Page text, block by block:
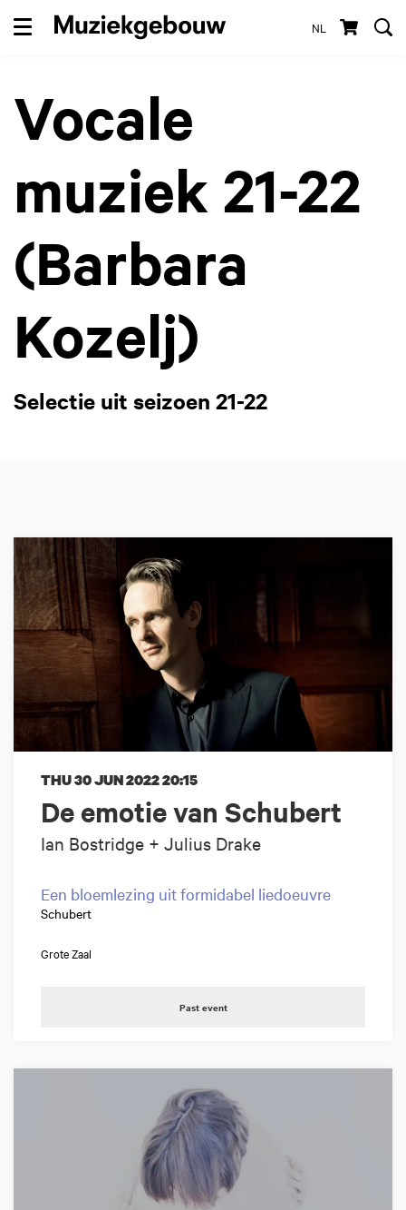
NL
Menu
Vocale
muziek 21-22
(Barbara
Kozelj)
Selectie uit seizoen 21-22
De emotie van Schubert
Ian Bostridge + Julius Drake
THU 30 JUN 202220:15
Een bloemlezing uit formidabel liedoeuvre
Schubert
Grote Zaal
Past event